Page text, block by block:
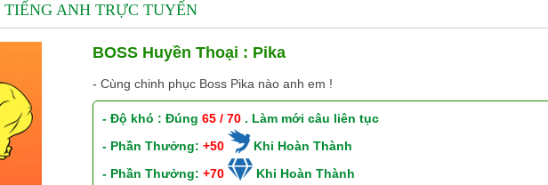
ANH TRỰC TUYẾN
BOSS Huyền Thoại : Pika
- Cùng chinh phục Boss Pika nào anh em !
- Độ khó : Đúng 65 / 70. Làm mới câu liên tục
- Phần Thưởng: +50
Khi Hoàn Thành
- Phần Thưởng: +70
Khi Hoàn Thành